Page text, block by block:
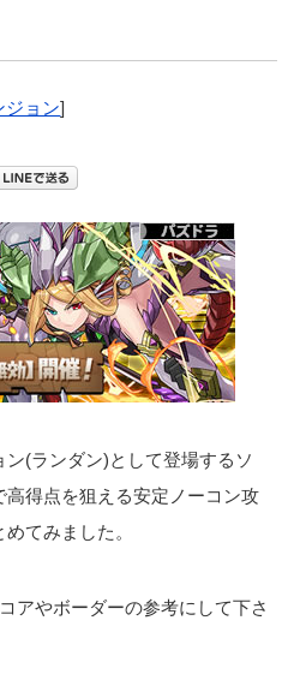
ジョン]
(ランダン)として登場するソ
得点を狙える安定ノーコン攻
てみました。
アやボーダーの参考にして下さ